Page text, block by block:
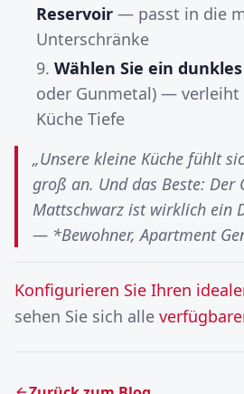
Reservoir — passt in die
Unterschränke
Wählen Sie ein
oder Gunmetal) — verleiht
Küche Tiefe
„Unsere kleine Küche fühlt
groß an. Und das Beste: Der
Mattschwarz ist wirklich ein
— *Bewohner, Apartment
Konfigurieren Sie Ihren
sehen Sie sich alle